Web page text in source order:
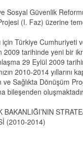
Sosyal Güvenlik
(I. Faz) üzerine
için Türkiye Cumhuriyeti
2009 tarihinde yeni bir
29 Eylül 2009
2010-2014 yıllarını
ve Sağlıkta Dönüşüm
bileşenden
BAKANLIĞI’NIN
(2010-2014)